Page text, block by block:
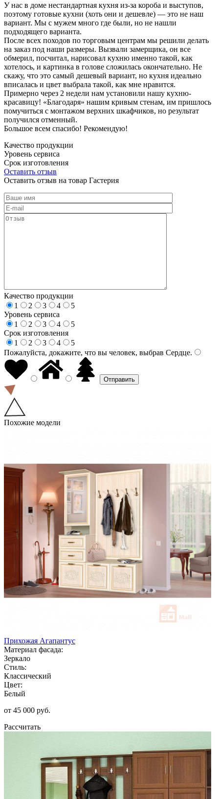
У нас в доме нестандартная кухня из-за короба и выступов,
поэтому готовые кухни (хоть они и дешевле) — это не наш
вариант. Мы с мужем много где были, но не нашли
подходящего варианта.
После всех походов по торговым центрам мы решили делать
на заказ под наши размеры. Вызвали замерщика, он все
обмерил, посчитал, нарисовал кухню именно такой, как
хотелось, и картинка в голове сложилась окончательно. Не
скажу, что это самый дешевый вариант, но кухня идеально
вписалась и цвет выбрала такой, как мне нравится.
Примерно через 2 недели нам установили нашу кухню-
красавицу! «Благодаря» нашим кривым стенам, им пришлось
помучиться с монтажом верхних шкафчиков, но результат
получился отменный.
Большое всем спасибо! Рекомендую!
Качество продукции
Уровень сервиса
Срок изготовления
Оставить отзыв
Оставить отзыв на товар Гастерия
Качество продукции
1
2 3 4
5
Уровень сервиса
1
2 3 4
5
Срок изготовления
1
2 3 4
5
Пожалуйста, докажите, что вы человек, выбрав Сердце.
Похожие модели
Прихожая Агапантус
Материал фасада:
Зеркало
Стиль:
Классический
Цвет:
Белый
от 45 000 руб.
Рассчитать